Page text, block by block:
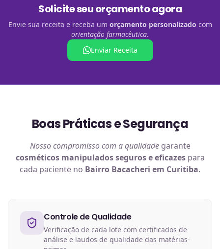
Solicite seu orçamento agora
Envie sua receita e receba um orçamento personalizado com
orientação farmacêutica.
Enviar Receita
Boas Práticas e Segurança
Nosso compromisso com a qualidadegarante
cosméticos manipuladosseguros e eficazespara
cada paciente no Bairro Bacacheri em Curitiba.
Controle de Qualidade
Verificação de cada lote com certificados de
análise e laudos de qualidade das matérias-